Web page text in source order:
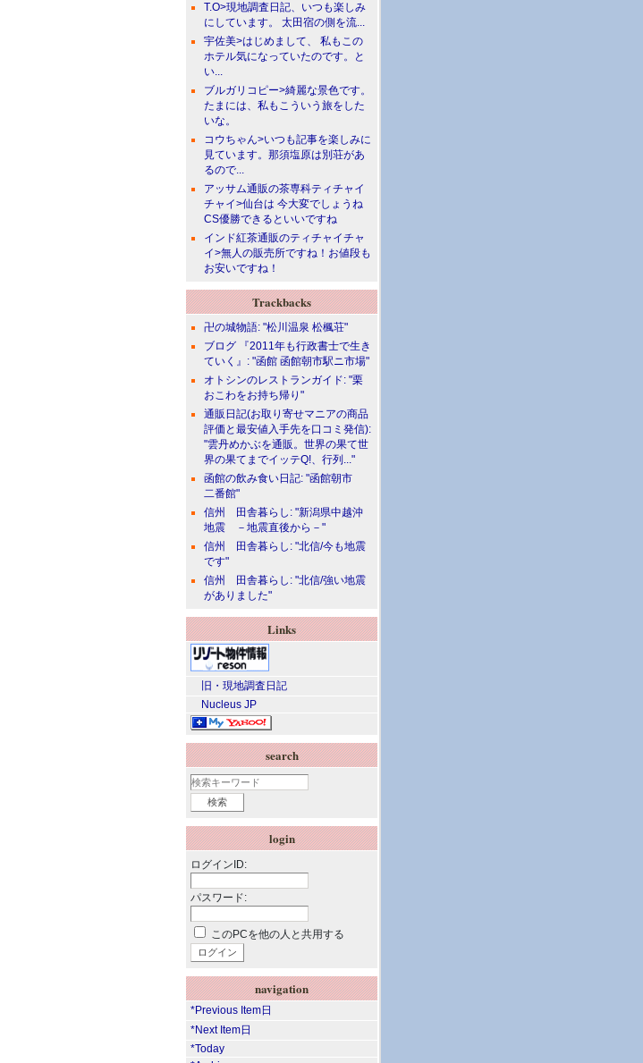
T.O>現地調査日記、いつも楽しみ
にしています。 太田宿の側を流...
宇佐美>はじめまして、 私もこの
ホテル気になっていたのです。と
い...
ブルガリコピー>綺麗な景色です。
たまには、私もこういう旅をした
いな。
コウちゃん>いつも記事を楽しみに
見ています。那須塩原は別荘があ
るので...
アッサム通販の茶専科ティチャイ
チャイ>仙台は 今大変でしょうね
CS優勝できるといいですね
インド紅茶通販のティチャイチャ
イ>無人の販売所ですね！お値段も
お安いですね！
Trackbacks
卍の城物語: "松川温泉 松楓荘"
ブログ 『2011年も行政書士で生き
ていく』: "函館 函館朝市駅ニ市場"
オトシンのレストランガイド: "栗
おこわをお持ち帰り"
通販日記(お取り寄せマニアの商品
評価と最安値入手先を口コミ発信):
"雲丹めかぶを通販。世界の果て世
界の果てまでイッテQ!、行列..."
函館の飲み食い日記: "函館朝市
二番館"
信州 田舎暮らし: "新潟県中越沖
地震 －地震直後から－"
信州 田舎暮らし: "北信/今も地震
です"
信州 田舎暮らし: "北信/強い地震
がありました"
Links
旧・現地調査日記
Nucleus JP
search
login
ログインID:
パスワード:
このPCを他の人と共用する
navigation
*Previous Item日
*Next Item日
*Today